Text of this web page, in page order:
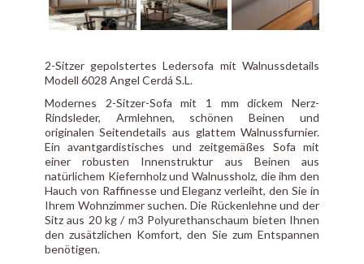
2-Sitzer gepolstertes Ledersofa mit Walnussdetails
Modell 6028 Angel Cerdá S.L.
Modernes 2-Sitzer-Sofa mit 1 mm dickem Nerz-
Rindsleder, Armlehnen, schönen Beinen und
originalen Seitendetails aus glattem Walnussfurnier.
Ein avantgardistisches und zeitgemäßes Sofa mit
einer robusten Innenstruktur aus Beinen aus
natürlichem Kiefernholz und Walnussholz, die ihm den
Hauch von Raffinesse und Eleganz verleiht, den Sie in
Ihrem Wohnzimmer suchen. Die Rückenlehne und der
Sitz aus 20 kg / m3 Polyurethanschaum bieten Ihnen
den zusätzlichen Komfort, den Sie zum Entspannen
benötigen.